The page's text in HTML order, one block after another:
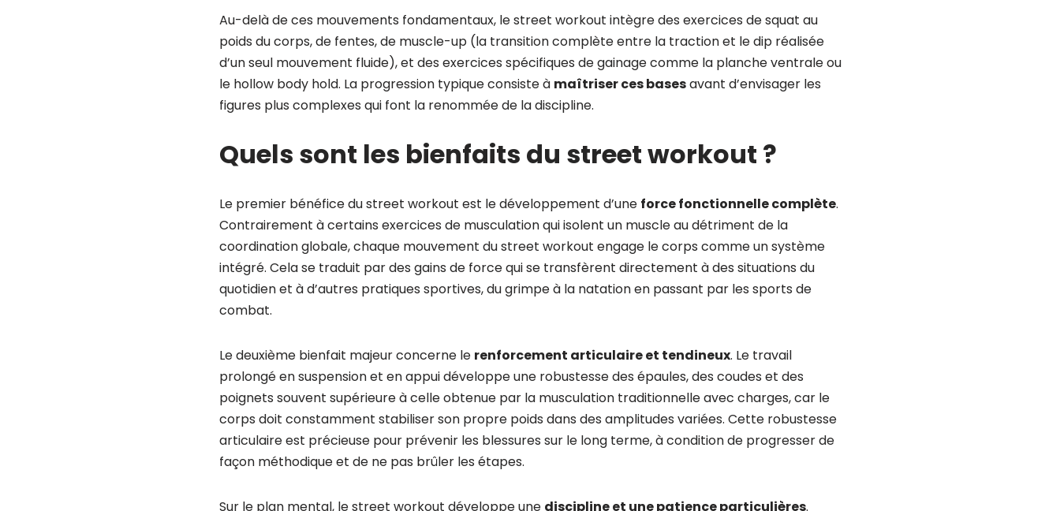
Au-delà de ces mouvements fondamentaux, le street workout intègre des exercices de squat au
poids du corps, de fentes, de muscle-up (la transition complète entre la traction et le dip réalisée
d’un seul mouvement fluide), et des exercices spécifiques de gainage comme la planche ventrale ou
le hollow body hold. La progression typique consiste à maîtriser ces basesavant d’envisager les
figures plus complexes qui font la renommée de la discipline.
Quels sont les bienfaits du street workout ?
Le premier bénéfice du street workout est le développement d’une force fonctionnelle complète.
Contrairement à certains exercices de musculation qui isolent un muscle au détriment de la
coordination globale, chaque mouvement du street workout engage le corps comme un système
intégré. Cela se traduit par des gains de force qui se transfèrent directement à des situations du
quotidien et à d’autres pratiques sportives, du grimpe à la natation en passant par les sports de
combat.
Le deuxième bienfait majeur concerne le renforcement articulaire et tendineux. Le travail
prolongé en suspension et en appui développe une robustesse des épaules, des coudes et des
poignets souvent supérieure à celle obtenue par la musculation traditionnelle avec charges, car le
corps doit constamment stabiliser son propre poids dans des amplitudes variées. Cette robustesse
articulaire est précieuse pour prévenir les blessures sur le long terme, à condition de progresser de
façon méthodique et de ne pas brûler les étapes.
Sur le plan mental, le street workout développe une discipline et une patience particulières.